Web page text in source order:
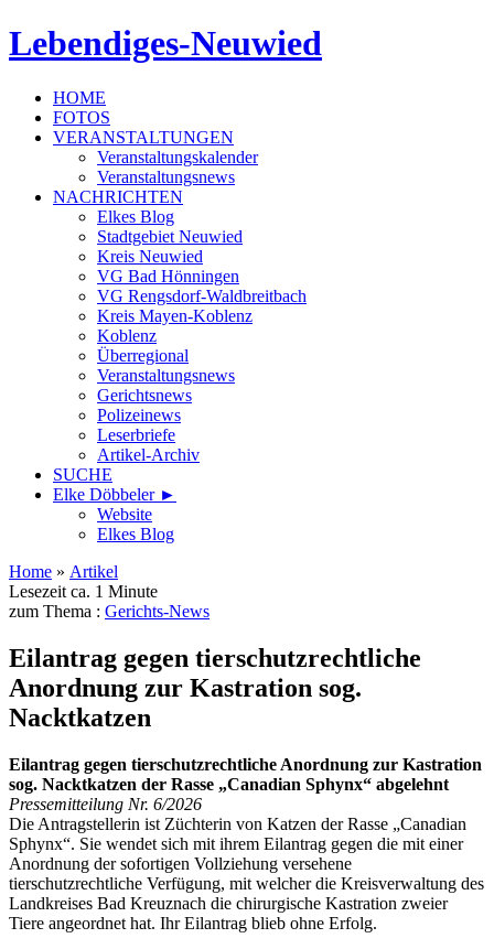
Lebendiges-Neuwied
HOME
FOTOS
VERANSTALTUNGEN
Veranstaltungskalender
Veranstaltungsnews
NACHRICHTEN
Elkes Blog
Stadtgebiet Neuwied
Kreis Neuwied
VG Bad Hönningen
VG Rengsdorf-Waldbreitbach
Kreis Mayen-Koblenz
Koblenz
Überregional
Veranstaltungsnews
Gerichtsnews
Polizeinews
Leserbriefe
Artikel-Archiv
SUCHE
Elke Döbbeler ►
Website
Elkes Blog
Home » Artikel
Lesezeit ca. 1 Minute
zum Thema : Gerichts-News
Eilantrag gegen tierschutzrechtliche
Anordnung zur Kastration sog.
Nacktkatzen
Eilantrag gegen tierschutzrechtliche Anordnung zur Kastration
sog. Nacktkatzen der Rasse „Canadian Sphynx“ abgelehnt
Pressemitteilung Nr. 6/2026
Die Antragstellerin ist Züchterin von Katzen der Rasse „Canadian
Sphynx“. Sie wendet sich mit ihrem Eilantrag gegen die mit einer
Anordnung der sofortigen Vollziehung versehene
tierschutzrechtliche Verfügung, mit welcher die Kreisverwaltung des
Landkreises Bad Kreuznach die chirurgische Kastration zweier
Tiere angeordnet hat. Ihr Eilantrag blieb ohne Erfolg.